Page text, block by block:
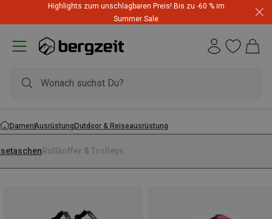
Highlights zum unschlagbaren Preis! Bis zu -60 % im
Summer Sale
DamenAusrüstungOutdoor & Reiseausrüstung
Rollkoffer & Trolleys